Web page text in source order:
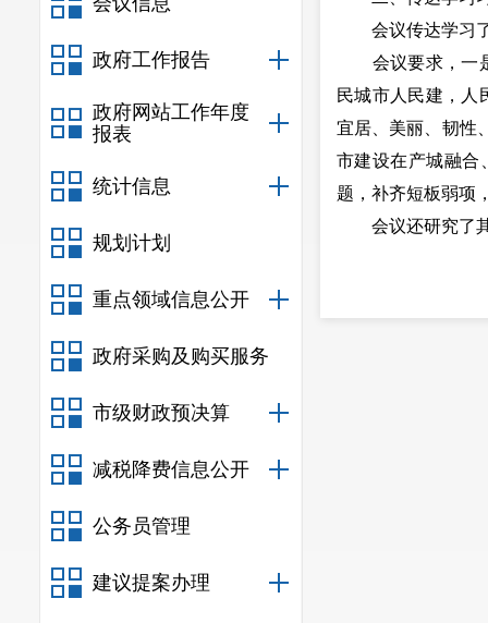
政府工作报告
政府网站工作年度
报表
统计信息
规划计划
重点领域信息公开
政府采购及购买服务
市级财政预决算
减税降费信息公开
公务员管理
建议提案办理
会议传达学习了
会议要求，一是
民城市人民建，人
宜居、美丽、韧性
市建设在产城融合
题，补齐短板弱项
会议还研究了